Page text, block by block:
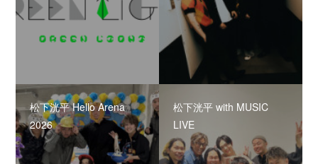
松下洸平 Hello Arena
2026
松下洸平 with MUSIC
LIVE